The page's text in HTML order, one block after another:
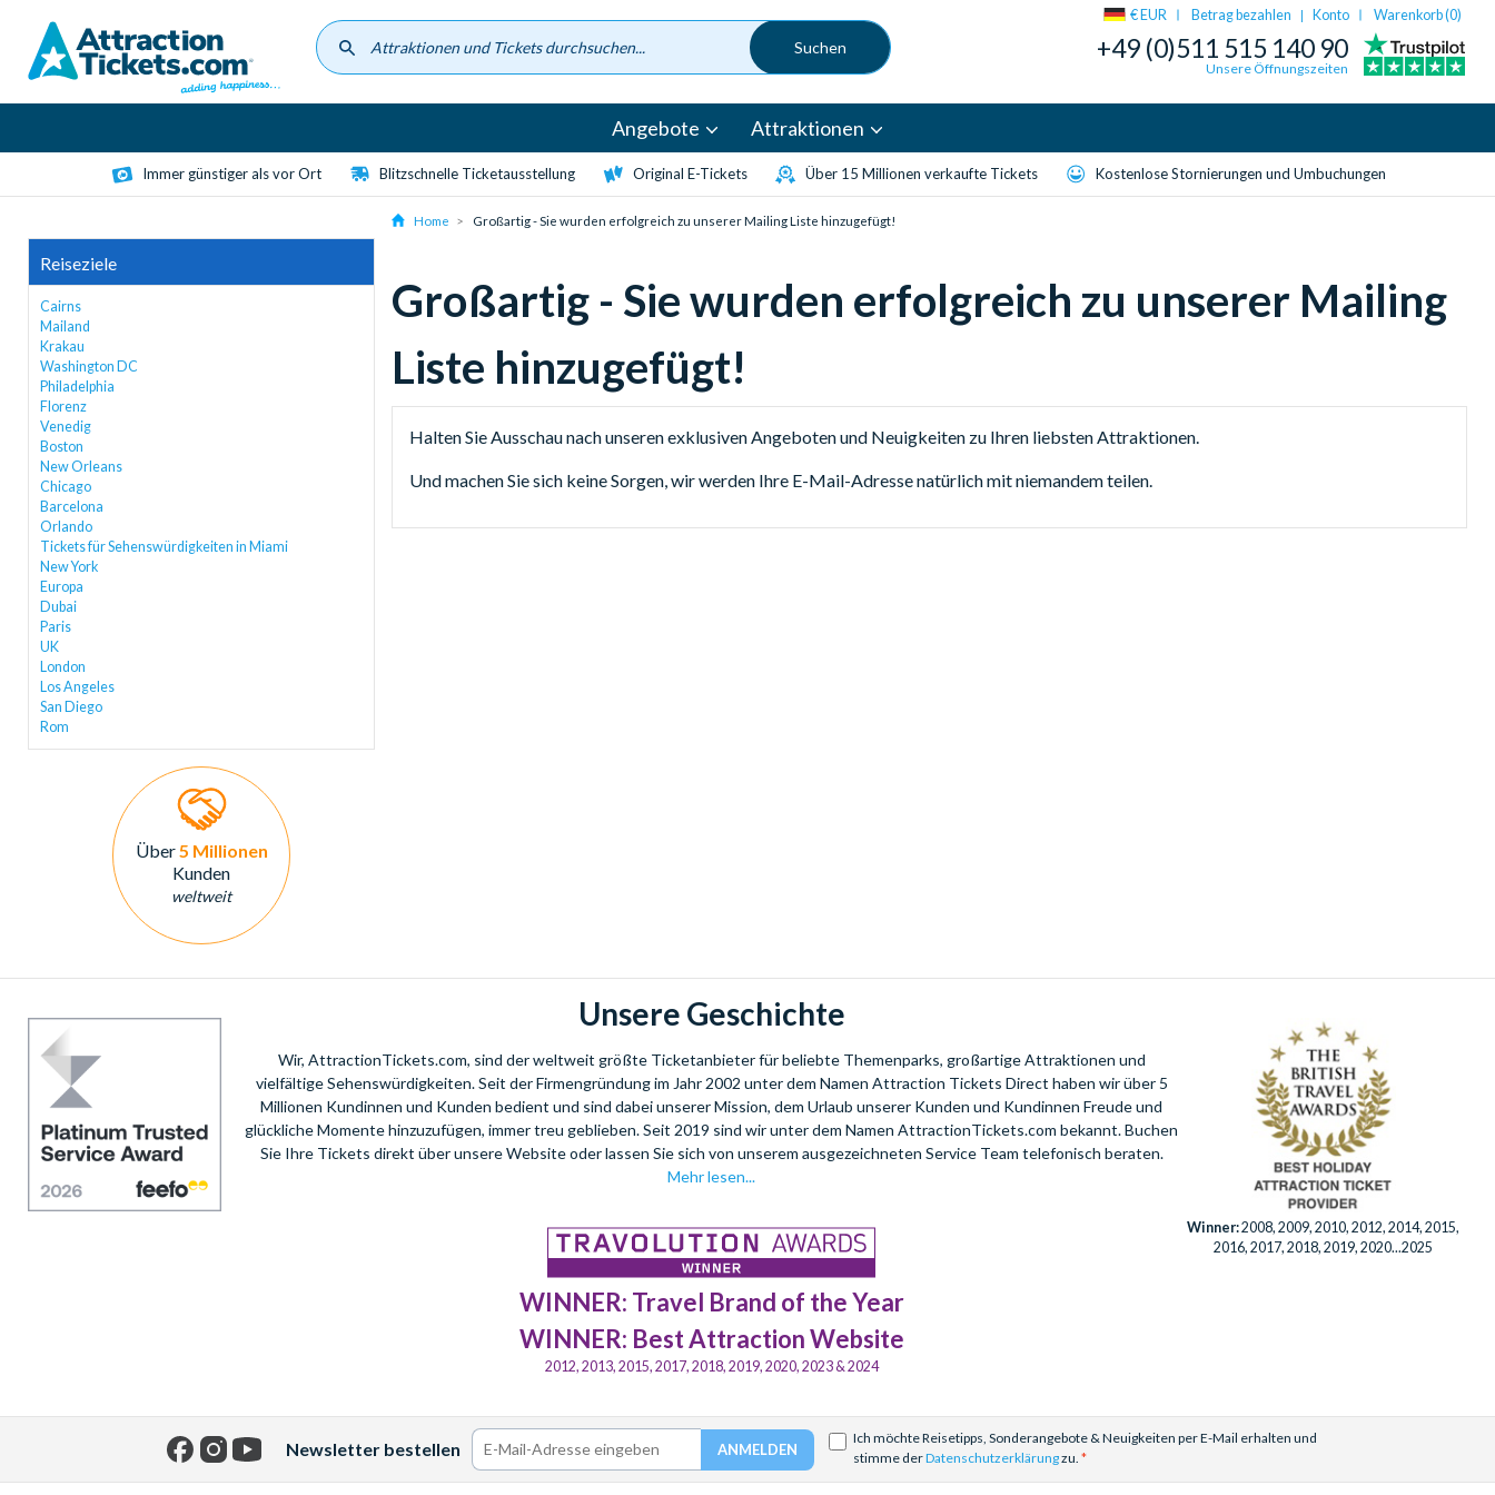
content
€ EUR Betrag bezahlen | Konto Warenkorb (0)
+49 (0)511 515 140 90
Unsere Öffnungszeiten
Angebote Attraktionen
Immer günstiger als vor Ort Blitzschnelle Ticketausstellung Original E-Tickets Über 15 Millionen verkaufte Tickets Kostenlose Stornierungen und Umbuchungen
Reiseziele
Cairns
Mailand
Krakau
Washington DC
Philadelphia
Florenz
Venedig
Boston
New Orleans
Chicago
Barcelona
Orlando
Tickets für Sehenswürdigkeiten in Miami
New York
Europa
Dubai
Paris
UK
London
Los Angeles
San Diego
Rom
Über5 Millionen
Kunden
weltweit
Home Großartig - Sie wurden erfolgreich zu unserer Mailing Liste hinzugefügt!
Großartig - Sie wurden erfolgreich zu unserer Mailing
Liste hinzugefügt!
Halten Sie Ausschau nach unseren exklusiven Angeboten und Neuigkeiten zu Ihren liebsten Attraktionen.
Und machen Sie sich keine Sorgen, wir werden Ihre E-Mail-Adresse natürlich mit niemandem teilen.
Unsere Geschichte
Wir, AttractionTickets.com, sind der weltweit größte Ticketanbieter für beliebte Themenparks, großartige Attraktionen und
vielfältige Sehenswürdigkeiten. Seit der Firmengründung im Jahr 2002 unter dem Namen Attraction Tickets Direct haben wir über 5
Millionen Kundinnen und Kunden bedient und sind dabei unserer Mission, dem Urlaub unserer Kunden und Kundinnen Freude und
glückliche Momente hinzuzufügen, immer treu geblieben. Seit 2019 sind wir unter dem Namen AttractionTickets.com bekannt. Buchen
Sie Ihre Tickets direkt über unsere Website oder lassen Sie sich von unserem ausgezeichneten Service Team telefonisch beraten.
Mehr lesen...
WINNER: Travel Brand of the Year
WINNER: Best Attraction Website
2012, 2013, 2015, 2017, 2018, 2019, 2020, 2023 & 2024
Winner:2008, 2009, 2010, 2012, 2014, 2015,
2016, 2017, 2018, 2019, 2020...2025
Newsletter bestellen
Ich möchte Reisetipps, Sonderangebote & Neuigkeiten per E-Mail erhalten und
stimme derDatenschutzerklärungzu.